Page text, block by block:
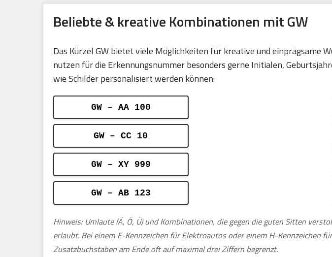
Beliebte & kreative Kombinationen mit GW
Das Kürzel GW bietet viele Möglichkeiten für kreative und einprägsame
nutzen für die Erkennungsnummer besonders gerne Initialen,
wie Schilder personalisiert werden können:
GW – AA 100
GW – CC 10
GW – XY 999
GW – AB 123
Hinweis: Umlaute (Ä, Ö, Ü) und Kombinationen, die gegen die guten Sitten
erlaubt. Bei einem E-Kennzeichen für Elektroautos oder einem H-
Zusatzbuchstaben am Ende oft auf maximal drei Ziffern begrenzt.